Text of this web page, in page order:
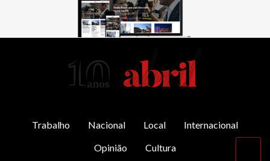
Trabalho Nacional Local
Internacional
Opinião
Cultura